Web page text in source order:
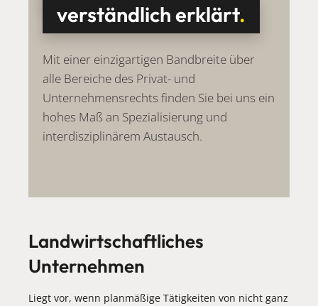
verständlich erklärt.
Mit einer einzigartigen Bandbreite über
alle Bereiche des Privat- und
Unternehmensrechts finden Sie bei uns ein
hohes Maß an Spezialisierung und
interdisziplinärem Austausch.
Landwirtschaftliches
Unternehmen
Liegt vor, wenn planmäßige Tätigkeiten von nicht ganz